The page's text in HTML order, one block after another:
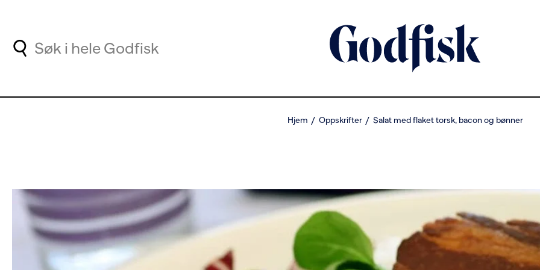
Hjem Oppskrifter Salat med flaket torsk, bacon og bønner